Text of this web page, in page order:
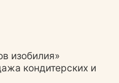
изобилия»
кондитерских и